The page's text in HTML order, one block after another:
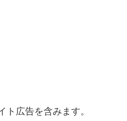
広告を含みます。